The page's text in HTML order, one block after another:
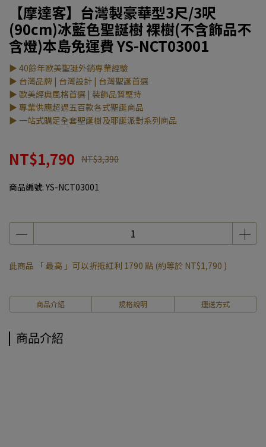
【摩達客】台灣製豪華型3尺/3呎
(90cm)冰藍色聖誕樹 裸樹(不含飾品不
含燈)本島免運費 YS-NCT03001
▶ 40餘年歐美聖誕外銷專業經驗
▶ 台灣品牌 | 台灣設計 | 台灣聖誕首選
▶ 歐美經典風格首選 | 裝飾品質堅持
▶ 專業供應超過五百款各式聖誕商品
▶ 一站式購足全套聖誕樹及耶誕派對系列商品
NT$1,790 NT$3,390
商品編號: YS-NCT03001
此商品 「 最高 」可以折抵紅利 1790 點 (約等於 NT$1,790 )
商品介紹 規格說明 運送方式
商品介紹